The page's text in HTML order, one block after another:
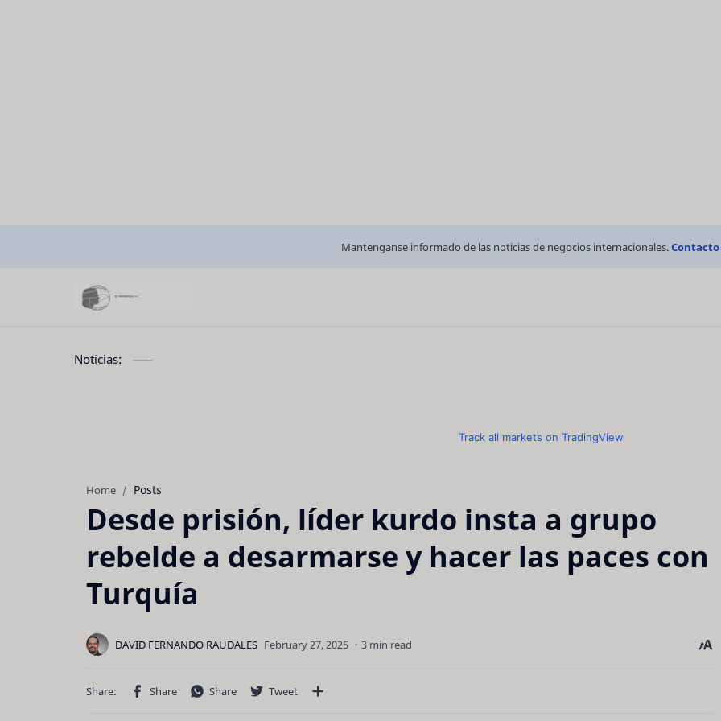
Mantenganse informado de las noticias de negocios internacionales.Contacto
Noticias:
Track all markets on TradingView
Home Posts
Desde prisión, líder kurdo insta a grupo
rebelde a desarmarse y hacer las paces con
Turquía
3 min read